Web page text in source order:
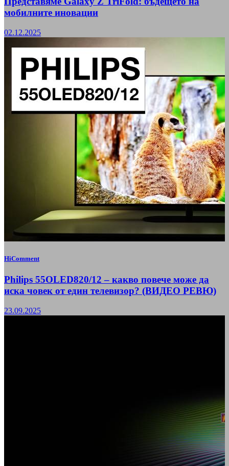
мобилните иновации
02.12.2025
HiComment
Philips 55OLED820/12 – какво повече може да
иска човек от един телевизор? (ВИДЕО РЕВЮ)
23.09.2025